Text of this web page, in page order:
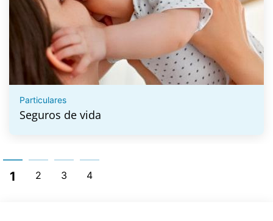
Particulares
Seguros de vida
1 2 3 4